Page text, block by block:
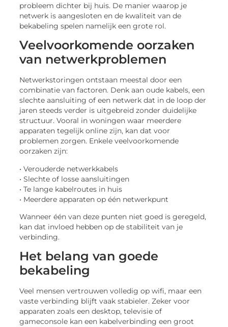
probleem dichter bij huis. De manier waarop je
netwerk is aangesloten en de kwaliteit van de
bekabeling spelen namelijk een grote rol.
Veelvoorkomende oorzaken
van netwerkproblemen
Netwerkstoringen ontstaan meestal door een
combinatie van factoren. Denk aan oude kabels, een
slechte aansluiting of een netwerk dat in de loop der
jaren steeds verder is uitgebreid zonder duidelijke
structuur. Vooral in woningen waar meerdere
apparaten tegelijk online zijn, kan dat voor
problemen zorgen. Enkele veelvoorkomende
oorzaken zijn:
• Verouderde netwerkkabels
• Slechte of losse aansluitingen
• Te lange kabelroutes in huis
• Meerdere apparaten op één netwerkpunt
Wanneer één van deze punten niet goed is geregeld,
kan dat invloed hebben op de stabiliteit van je
verbinding.
Het belang van goede
bekabeling
Veel mensen vertrouwen volledig op wifi, maar een
vaste verbinding blijft vaak stabieler. Zeker voor
apparaten zoals een desktop, televisie of
gameconsole kan een kabelverbinding een groot